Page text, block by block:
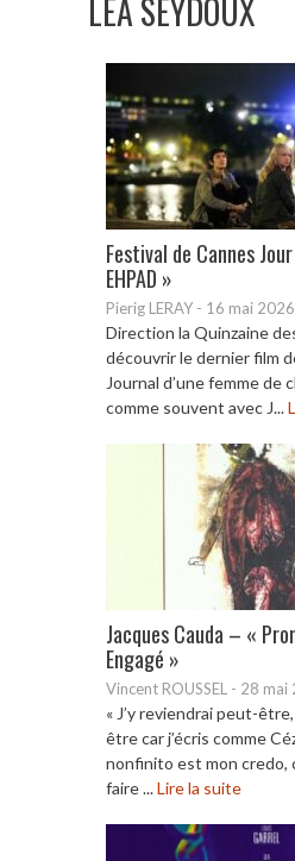
LÉA SEYDOUX
Festival de Cannes
EHPAD »
Pierig LERAY - 16 mai 2026
Direction la Quinzaine
découvrir le dernier film
Journal d’une femme de
comme souvent avec J...
Jacques Cauda – «
Engagé »
Vincent ROUSSEL - 28 mai
« J’y reviendrai peut-
être car j’écris comme
nonfinito est mon credo,
faire ...Lire la suite